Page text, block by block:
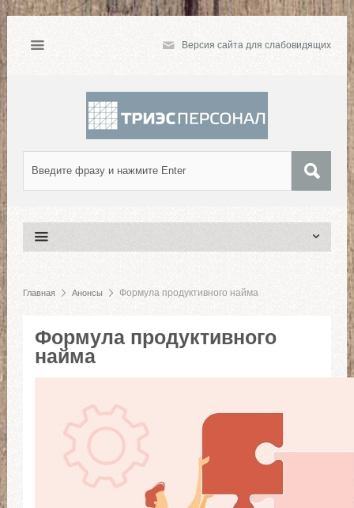
Версия сайта для слабовидящих
Главная Анонсы Формула продуктивного найма
Формула продуктивного
найма